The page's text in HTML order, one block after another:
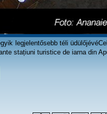
legjelentősebb téli
stațiuni turistice de iarna din